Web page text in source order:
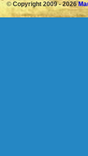
© Copyright 2009 - 2026